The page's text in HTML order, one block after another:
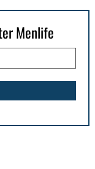
Menlife